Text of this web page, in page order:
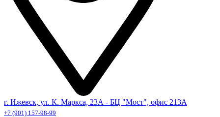
г. Ижевск, ул. К. Маркса, 23А - БЦ "Мост", офис 213А
+7 (901) 157-98-99